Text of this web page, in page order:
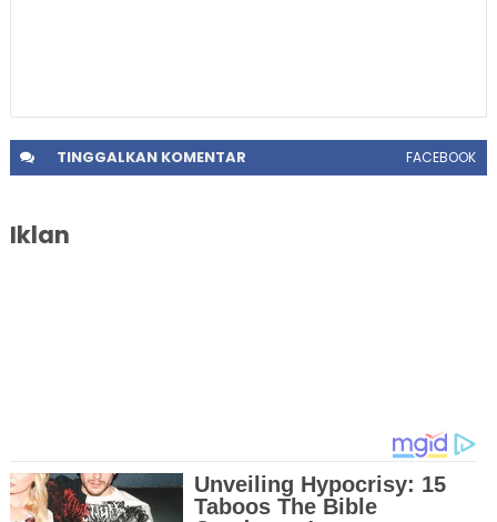
TINGGALKANKOMENTAR FACEBOOK
Iklan